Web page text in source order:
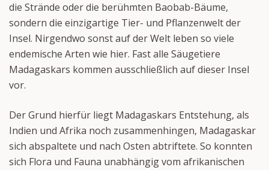
die Strände oder die berühmten Baobab-Bäume,
sondern die einzigartige Tier- und Pflanzenwelt der
Insel. Nirgendwo sonst auf der Welt leben so viele
endemische Arten wie hier. Fast alle Säugetiere
Madagaskars kommen ausschließlich auf dieser Insel
vor.
Der Grund hierfür liegt Madagaskars Entstehung, als
Indien und Afrika noch zusammenhingen, Madagaskar
sich abspaltete und nach Osten abtriftete. So konnten
sich Flora und Fauna unabhängig vom afrikanischen